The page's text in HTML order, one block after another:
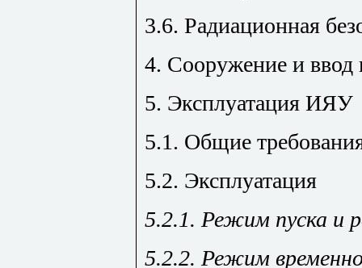
3.6. Радиационная
4. Сооружение и
5. Эксплуатация ИЯУ
5.1. Общие
5.2. Эксплуатация
5.2.1. Режим пуска и
5.2.2. Режим